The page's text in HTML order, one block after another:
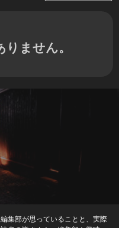
ません。
集部が思っていることと、実際